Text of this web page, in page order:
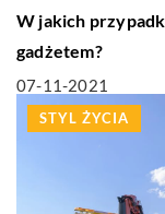
W jakich
gadżetem?
07-11-2021
STYL ŻYCIA